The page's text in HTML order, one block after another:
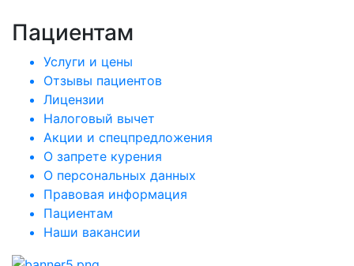
Пациентам
Услуги и цены
Отзывы пациентов
Лицензии
Налоговый вычет
Акции и спецпредложения
О запрете курения
О персональных данных
Правовая информация
Пациентам
Наши вакансии